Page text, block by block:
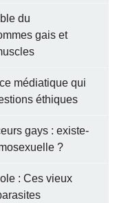
du
gais et
médiatique qui
éthiques
gays : existe-
?
: Ces vieux